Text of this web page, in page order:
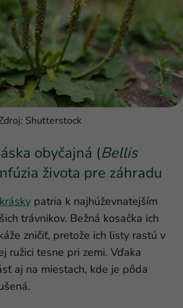
Shutterstock
obyčajná (Bellis
života pre záhradu
patria k najhúževnatejším
trávnikov. Bežná kosačka ich
zničiť, pretože ich listy rastú v
ružici tesne pri zemi. Vďaka
aj na miestach, kde je pôda